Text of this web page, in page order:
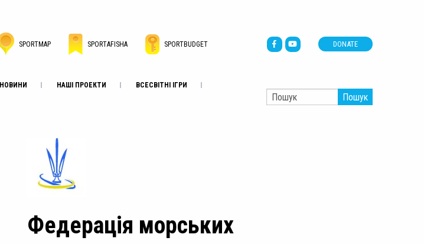
SPORTMAP SPORTAFISHA SPORTBUDGET DONATE
НОВИНИ НАШІ ПРОЕКТИ ВСЕСВІТНІ ІГРИ
Пошук
Федерація морських